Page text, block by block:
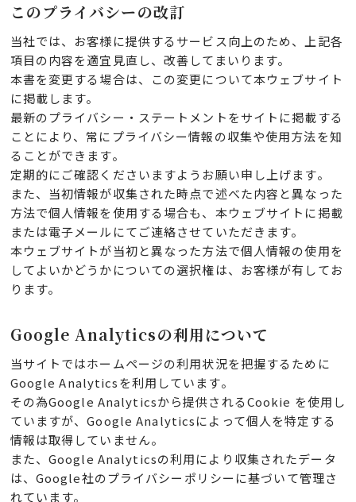
このプライバシーの改訂
当社では、お客様に提供するサービス向上のため、上記各
項目の内容を適宜見直し、改善してまいります。
本書を変更する場合は、この変更について本ウェブサイト
に掲載します。
最新のプライバシー・ステートメントをサイトに掲載する
ことにより、常にプライバシー情報の収集や使用方法を知
ることができます。
定期的にご確認くださいますようお願い申し上げます。
また、当初情報が収集された時点で述べた内容と異なった
方法で個人情報を使用する場合も、本ウェブサイトに掲載
または電子メールにてご連絡させていただきます。
本ウェブサイトが当初と異なった方法で個人情報の使用を
してよいかどうかについての選択権は、お客様が有してお
ります。
Google Analyticsの利用について
当サイトではホームページの利用状況を把握するために
Google Analyticsを利用しています。
その為Google Analyticsから提供されるCookie を使用し
ていますが、Google Analyticsによって個人を特定する
情報は取得していません。
また、Google Analyticsの利用により収集されたデータ
は、Google社のプライバシーポリシーに基づいて管理さ
れています。